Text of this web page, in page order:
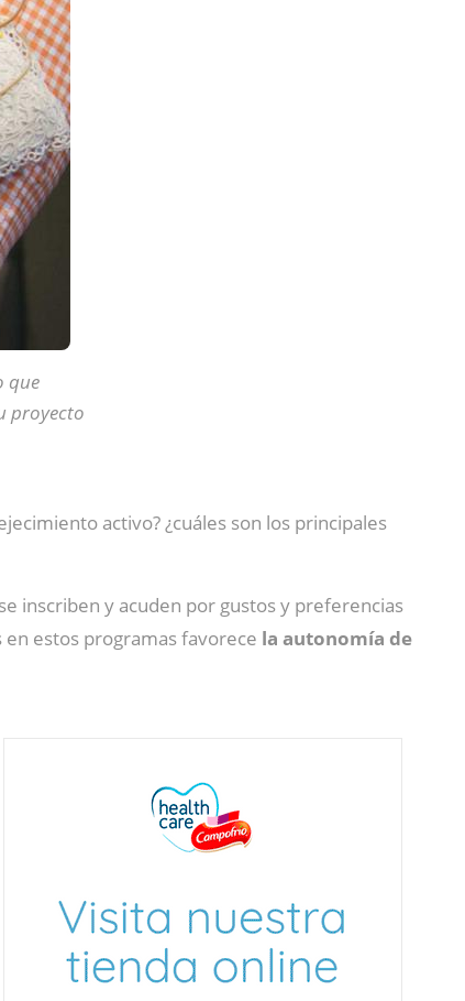
que
proyecto
activo? ¿cuáles son los principales
inscriben y acuden por gustos y preferencias
estos programas favorece la autonomía de